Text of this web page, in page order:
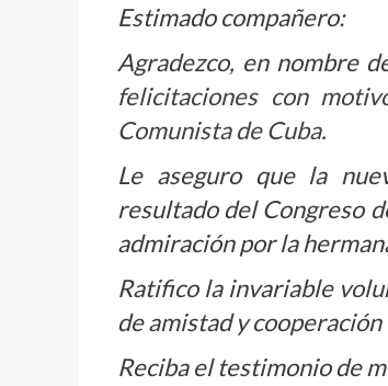
Estimado compañero:
Agradezco, en nombre
felicitaciones con
Comunista de Cuba.
Le aseguro que la
resultado del Congreso
admiración por la
Ratifico la invariable
de amistad y
Reciba el testimonio de